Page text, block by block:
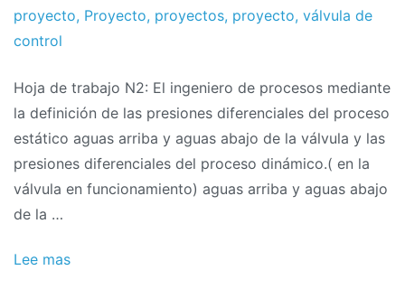
2019
proyecto, Proyecto, proyectos, proyecto, válvula de
control
Hoja de trabajo N2: El ingeniero de procesos mediante
la definición de las presiones diferenciales del proceso
estático aguas arriba y aguas abajo de la válvula y las
presiones diferenciales del proceso dinámico.( en la
válvula en funcionamiento) aguas arriba y aguas abajo
de la …
Lee mas